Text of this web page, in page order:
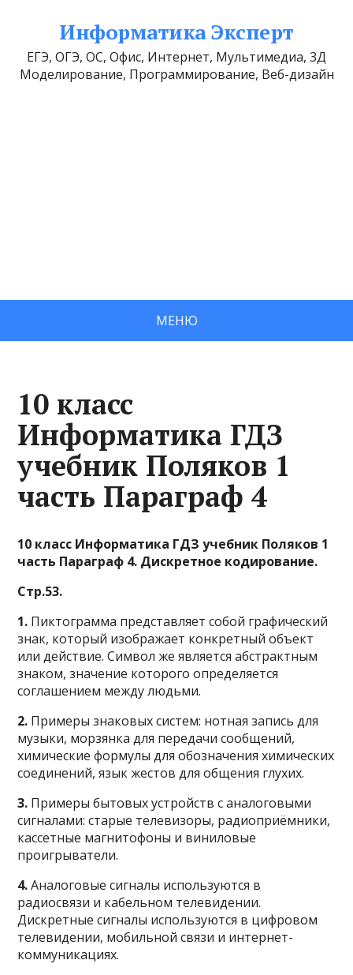
Информатика Эксперт
ЕГЭ, ОГЭ, ОС, Офис, Интернет, Мультимедиа, 3Д
Моделирование, Программирование, Веб-дизайн
МЕНЮ
10 класс
Информатика ГДЗ
учебник Поляков 1
часть Параграф 4
10 класс Информатика ГДЗ учебник Поляков 1
часть Параграф 4. Дискретное кодирование.
Стр.53.
1. Пиктограмма представляет собой графический
знак, который изображает конкретный объект
или действие. Символ же является абстрактным
знаком, значение которого определяется
соглашением между людьми.
2. Примеры знаковых систем: нотная запись для
музыки, морзянка для передачи сообщений,
химические формулы для обозначения химических
соединений, язык жестов для общения глухих.
3. Примеры бытовых устройств с аналоговыми
сигналами: старые телевизоры, радиоприёмники,
кассетные магнитофоны и виниловые
проигрыватели.
4.Аналоговые сигналы используются в
радиосвязи и кабельном телевидении.
Дискретные сигналы используются в цифровом
телевидении, мобильной связи и интернет-
коммуникациях.